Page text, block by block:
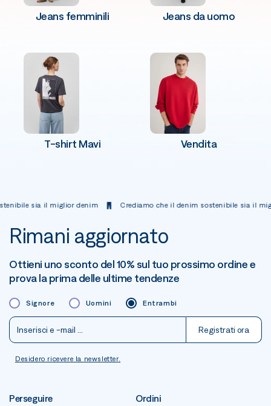
Jeans femminili Jeans da uomo
T-shirt Mavi Vendita
sia il miglior denim Crediamo che il denim sostenibile sia il miglior
Rimani aggiornato
Ottieni uno sconto del 10% sul tuo prossimo ordine e
prova la prima delle ultime tendenze
Signore Uomini Entrambi
Registrati ora
Desidero ricevere la newsletter.
Perseguire Ordini